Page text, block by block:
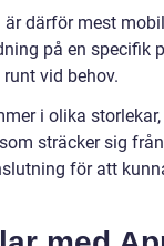
är därför mest
på en specifik
vid behov.
i olika
sträcker sig
för att